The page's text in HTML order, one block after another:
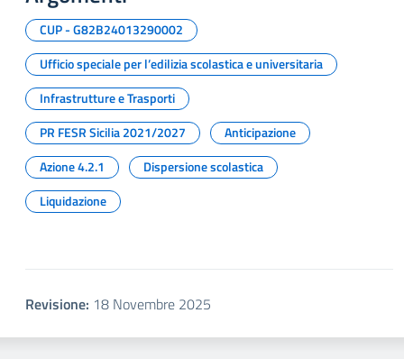
CUP - G82B24013290002
Ufficio speciale per l’edilizia scolastica e universitaria
Infrastrutture e Trasporti
PR FESR Sicilia 2021/2027
Anticipazione
Azione 4.2.1
Dispersione scolastica
Liquidazione
Revisione: 18 Novembre 2025